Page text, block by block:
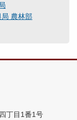
農林部
丁目1番1号